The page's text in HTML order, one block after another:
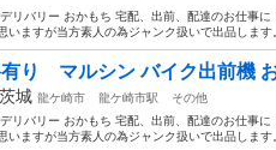
リバリー おかもち 宅配、出前、配達のお仕事
いますが当方素人の為ジャンク扱いで出品しま
り マルシン バイク出前機
茨城 龍ケ崎市 龍ケ崎市駅
その他
リバリー おかもち 宅配、出前、配達のお仕事
いますが当方素人の為ジャンク扱いで出品しま